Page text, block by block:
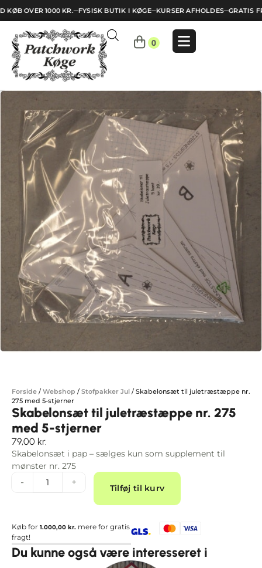
KØB OVER 1000 KR.─FYSISK BUTIK I KØGE─KURSER AFHOLDES─GRATIS
0
Indkøbskurv
Din
kurv
Forside / Webshop / Stofpakker Jul / Skabelonsæt til juletræstæppe nr.
275 med 5-stjerner
Skabelonsæt til juletræstæppe nr. 275
med 5-stjerner
79,00 kr.
Skabelonsæt i pap – sælges kun som supplement til
mønster nr. 275
- +
Tilføj til kurv
Køb for 1.000,00 kr. mere for gratis
fragt!
Du kunne også være interesseret i